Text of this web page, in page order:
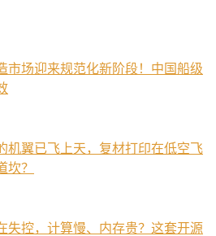
市场迎来规范化新阶段！中国船级
机翼已飞上天，复材打印在低空飞
坎？
失控，计算慢、内存贵？这套开源